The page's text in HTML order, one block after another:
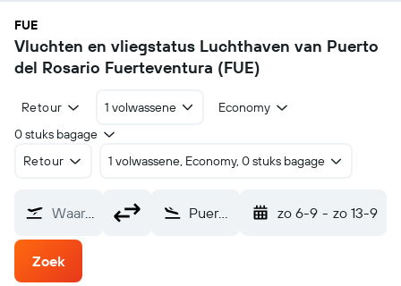
FUE
Vluchten en vliegstatus Luchthaven van Puerto
del Rosario Fuerteventura (FUE)
Retour 1 volwassene
Economy
0 stuks bagage
Retour
1 volwassene, Economy, 0 stuks bagage
Waarvandaan? Puerto del Rosario Fuerteventura (FUE) zo 6-9 - zo 13-9
Zoek